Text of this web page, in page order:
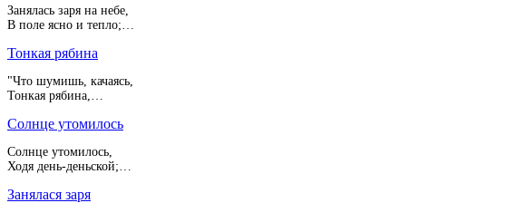
Занялась заря на небе,
В поле ясно и тепло;…
Тонкая рябина
"Что шумишь, качаясь,
Тонкая рябина,…
Солнце утомилось
Солнце утомилось,
Ходя день-деньской;…
Занялася заря